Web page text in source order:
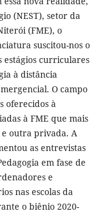
(NEST), setor da
(FME), o
suscitou-nos o
estágios curriculares
à distância
O campo
oferecidos à
à FME que mais
outra privada. A
as entrevistas
em fase de
e
nas escolas da
o biênio 2020-